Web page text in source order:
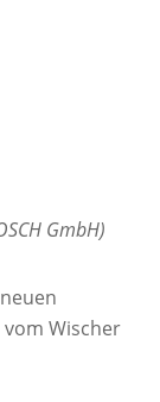
GmbH)
Wischer